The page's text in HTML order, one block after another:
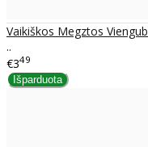
Vaikiškos Megztos
..
€349